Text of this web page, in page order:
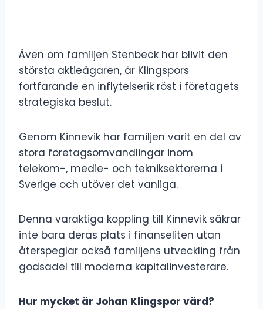
Även om familjen Stenbeck har blivit den
största aktieägaren, är Klingspors
fortfarande en inflytelserik röst i företagets
strategiska beslut.
Genom Kinnevik har familjen varit en del av
stora företagsomvandlingar inom
telekom-, medie- och tekniksektorerna i
Sverige och utöver det vanliga.
Denna varaktiga koppling till Kinnevik säkrar
inte bara deras plats i finanseliten utan
återspeglar också familjens utveckling från
godsadel till moderna kapitalinvesterare.
Hur mycket är Johan Klingspor värd?